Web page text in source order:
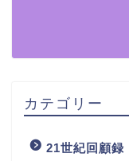
カテゴリー
21世紀回顧録